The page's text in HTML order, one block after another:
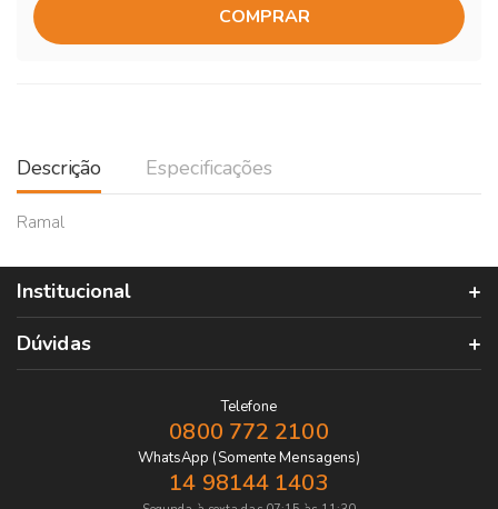
COMPRAR
Descrição Especificações
Ramal
Institucional
Dúvidas
Telefone
0800 772 2100
WhatsApp (Somente Mensagens)
14 98144 1403